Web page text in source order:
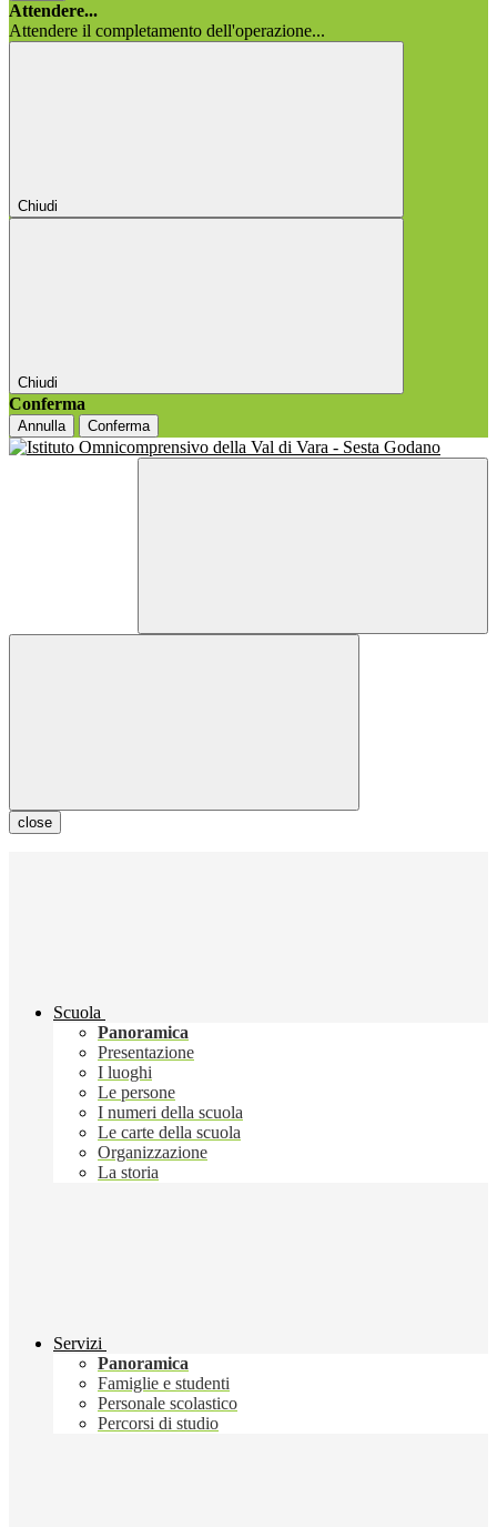
Attendere...
Attendere il completamento dell'operazione...
Chiudi
Chiudi
Conferma
Annulla Conferma
close
Scuola
Panoramica
Presentazione
I luoghi
Le persone
I numeri della scuola
Le carte della scuola
Organizzazione
La storia
Servizi
Panoramica
Famiglie e studenti
Personale scolastico
Percorsi di studio